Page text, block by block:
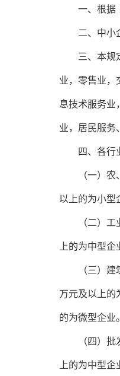
一、根据《
二、中小企
三、本规定
业，零售业，
息技术服务业
业，居民服务
四、各行业
（一）农、
以上的为小型
（二）工业
上的为中型
（三）建筑
万元及以上的
的为微型企业。
（四）批发
上的为中型